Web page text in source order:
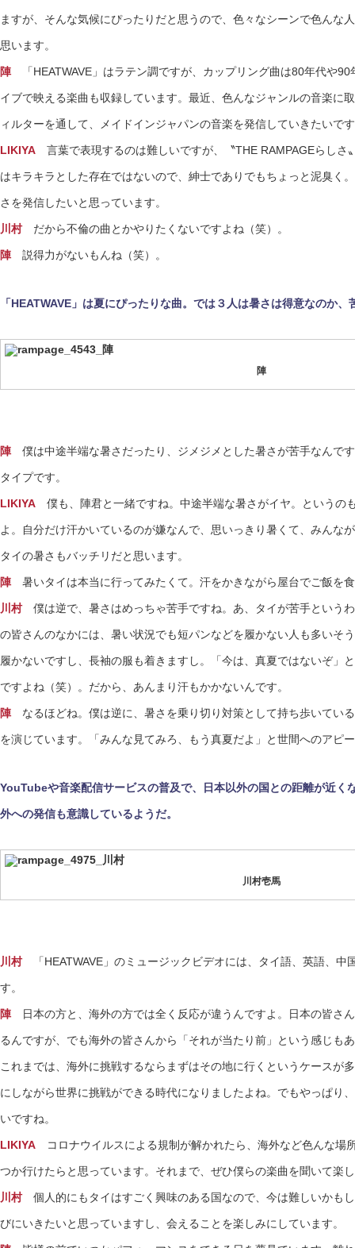
ますが、そんな気候にぴったりだと思うので、色々なシーンで色んな
思います。
陣「HEATWAVE」はラテン調ですが、カップリング曲は80年代や90
イブで映える楽曲も収録しています。最近、色んなジャンルの音楽に
ィルターを通して、メイドインジャパンの音楽を発信していきたいで
LIKIYA 言葉で表現するのは難しいですが、〝THE RAMPAGEらしさ
はキラキラとした存在ではないので、紳士でありでもちょっと泥臭く
さを発信したいと思っています。
川村だから不倫の曲とかやりたくないですよね（笑）。
陣説得力がないもんね（笑）。
「HEATWAVE」は夏にぴったりな曲。では３人は暑さは得意なのか
陣
陣僕は中途半端な暑さだったり、ジメジメとした暑さが苦手なんで
タイプです。
LIKIYA 僕も、陣君と一緒ですね。中途半端な暑さがイヤ。というの
よ。自分だけ汗かいているのが嫌なんで、思いっきり暑くて、みんな
タイの暑さもバッチリだと思います。
陣暑いタイは本当に行ってみたくて。汗をかきながら屋台でご飯を
川村僕は逆で、暑さはめっちゃ苦手ですね。あ、タイが苦手という
の皆さんのなかには、暑い状況でも短パンなどを履かない人も多いそ
履かないですし、長袖の服も着きますし。「今は、真夏ではないぞ」
ですよね（笑）。だから、あんまり汗もかかないんです。
陣なるほどね。僕は逆に、暑さを乗り切り対策として持ち歩いてい
を演じています。「みんな見てみろ、もう真夏だよ」と世間へのアピ
YouTubeや音楽配信サービスの普及で、日本以外の国との距離が近く
外への発信も意識しているようだ。
川村壱馬
川村「HEATWAVE」のミュージックビデオには、タイ語、英語、中
す。
陣日本の方と、海外の方では全く反応が違うんですよ。日本の皆さ
るんですが、でも海外の皆さんから「それが当たり前」という感じも
これまでは、海外に挑戦するならまずはその地に行くというケースが
にしながら世界に挑戦ができる時代になりましたよね。でもやっぱり
いですね。
LIKIYA コロナウイルスによる規制が解かれたら、海外など色んな場
つか行けたらと思っています。それまで、ぜひ僕らの楽曲を聞いて楽
川村個人的にもタイはすごく興味のある国なので、今は難しいかも
びにいきたいと思っていますし、会えることを楽しみにしています。